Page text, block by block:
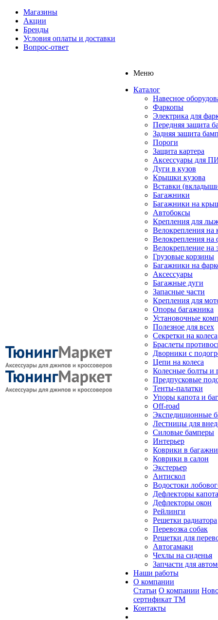
Магазины
Акции
Бренды
Условия оплаты и доставки
Вопрос-ответ
Меню
Каталог
Навесное
Фаркопы
Электрика для
Передняя защита
Задняя защита
Пороги
Защита картера
Аксессуары для
Дуги в кузов
Крышки кузова
Вставки
Багажники
Багажники на
Автобоксы
Крепления для
Велокрепления
Велокрепления на
Велокрепление на
Грузовые корзины
Багажники на
Аксессуары
Багажные дуги
Запасные части
Крепления для
Опоры багажника
Установочные
Полезное для всех
Секретки на колеса
Браслеты
Дворники с
Цепи на колеса
Колесные болты и
Предпусковые
Тенты-палатки
Упоры капота и
Off-road
Экспедиционные
Лестницы для
Силовые бамперы
Интерьер
Коврики в
Коврики в салон
Экстерьер
Антискол
Водостоки
Дефлекторы капота
Дефлекторы окон
Рейлинги
Решетки радиатора
Перевозка собак
Решетки для
Автогамаки
Чехлы на сиденья
Запчасти для
Наши работы
О компании
Статьи О компании
сертификат ТМ
Контакты